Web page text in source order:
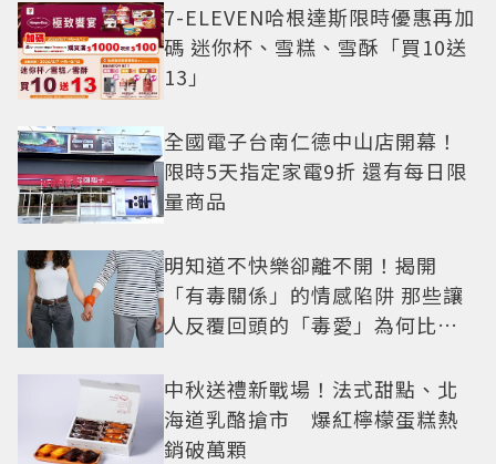
7-ELEVEN哈根達斯限時優惠再加
碼 迷你杯、雪糕、雪酥「買10送
13」
全國電子台南仁德中山店開幕！
限時5天指定家電9折 還有每日限
量商品
明知道不快樂卻離不開！揭開
「有毒關係」的情感陷阱 那些讓
人反覆回頭的「毒愛」為何比菸
中秋送禮新戰場！法式甜點、北
海道乳酪搶市 爆紅檸檬蛋糕熱
銷破萬顆